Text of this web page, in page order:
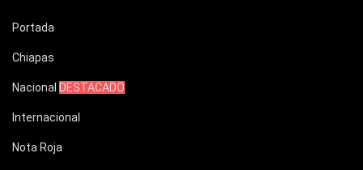
Portada
Chiapas
Nacional DESTACADO
Internacional
Nota Roja